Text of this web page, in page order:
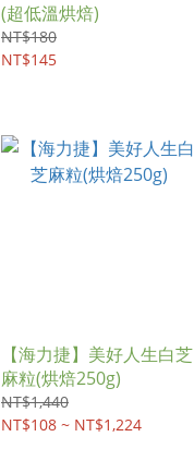
(超低溫烘焙)
NT$180
NT$145
【海力捷】美好人生白芝
麻粒(烘焙250g)
NT$1,440
NT$108 ~ NT$1,224